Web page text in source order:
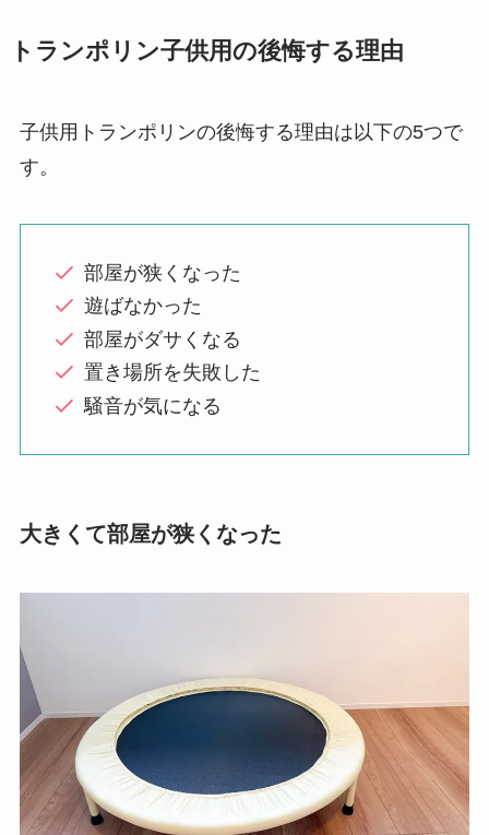
トランポリン子供用の後悔する理由
子供用トランポリンの後悔する理由は以下の5つで
す。
部屋が狭くなった
遊ばなかった
部屋がダサくなる
置き場所を失敗した
騒音が気になる
大きくて部屋が狭くなった